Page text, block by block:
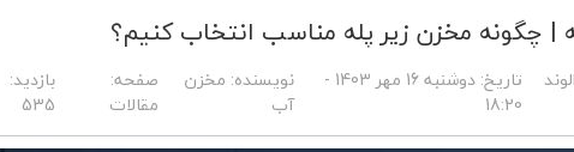
| چگونه مخزن زیر پله مناسب انتخاب کنیم؟
تاریخ:
دوشنبه 16 مهر 1403 -
18:20
نویسنده: مخزن
آب
صفحه:
مقالات
بازدید:
535
%40
%32